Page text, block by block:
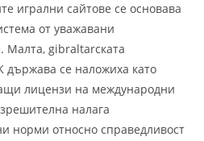
игрални сайтове се основава
от уважавани
Малта, gibraltarската
държава се наложиха като
лицензи на международни
налага
норми относно справедливост